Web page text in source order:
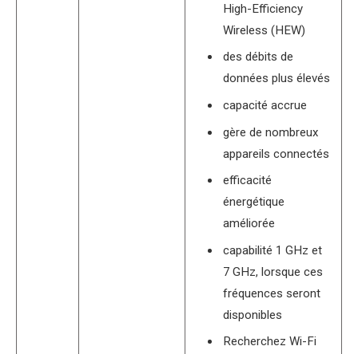
High-Efficiency
Wireless (HEW)
des débits de
données plus élevés
capacité accrue
gère de nombreux
appareils connectés
efficacité
énergétique
améliorée
capabilité 1 GHz et
7 GHz, lorsque ces
fréquences seront
disponibles
Recherchez Wi-Fi